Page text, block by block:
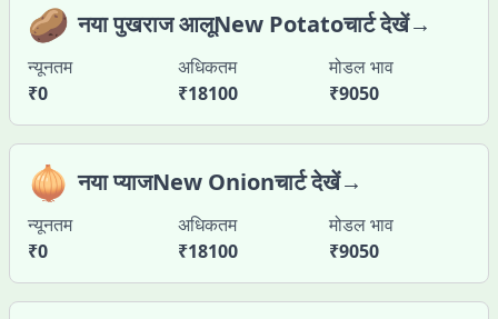
🥔 नया पुखराज आलूNew Potatoचार्ट देखें→
न्यूनतम
₹0
अधिकतम
₹18100
मोडल भाव
₹9050
🧅 नया प्याजNew Onionचार्ट देखें→
न्यूनतम
₹0
अधिकतम
₹18100
मोडल भाव
₹9050